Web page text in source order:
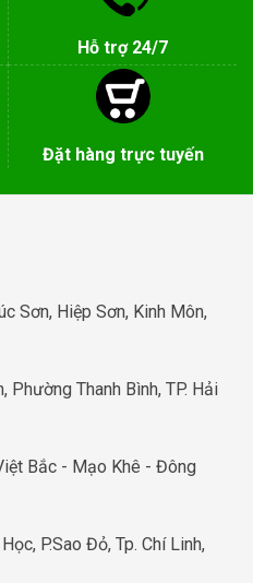
Hỗ trợ 24/7
Đặt hàng trực tuyến
Sơn, Hiệp Sơn, Kinh Môn,
Phường Thanh Bình, TP. Hải
Bắc - Mạo Khê - Đông
P.Sao Đỏ, Tp. Chí Linh,